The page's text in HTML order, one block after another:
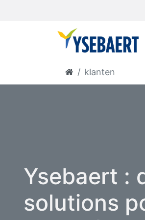
klanten
Ysebaert :
solutions